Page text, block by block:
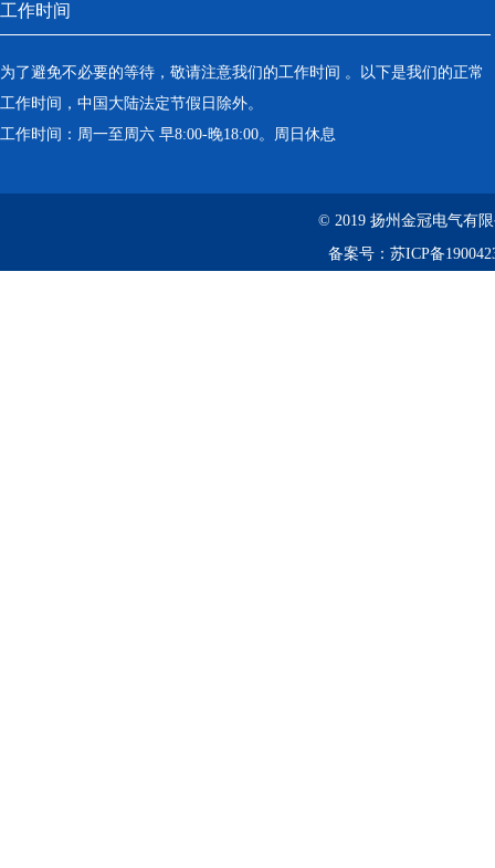
工作时间
为了避免不必要的等待，敬请注意我们的工作时间 。以下是我们的正常
工作时间，中国大陆法定节假日除外。
工作时间：周一至周六 早8:00-晚18:00。周日休息
© 2019 扬州金冠电气有
备案号： 苏ICP备